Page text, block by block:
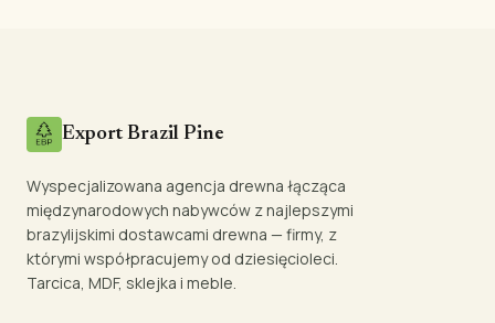
Export Brazil Pine
Wyspecjalizowana agencja drewna łącząca
międzynarodowych nabywców z najlepszymi
brazylijskimi dostawcami drewna — firmy, z
którymi współpracujemy od dziesięcioleci.
Tarcica, MDF, sklejka i meble.